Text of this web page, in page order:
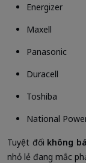
Energizer
Maxell
Panasonic
Duracell
Toshiba
National
Tuyệt đối không
nhỏ lẻ đang mắc